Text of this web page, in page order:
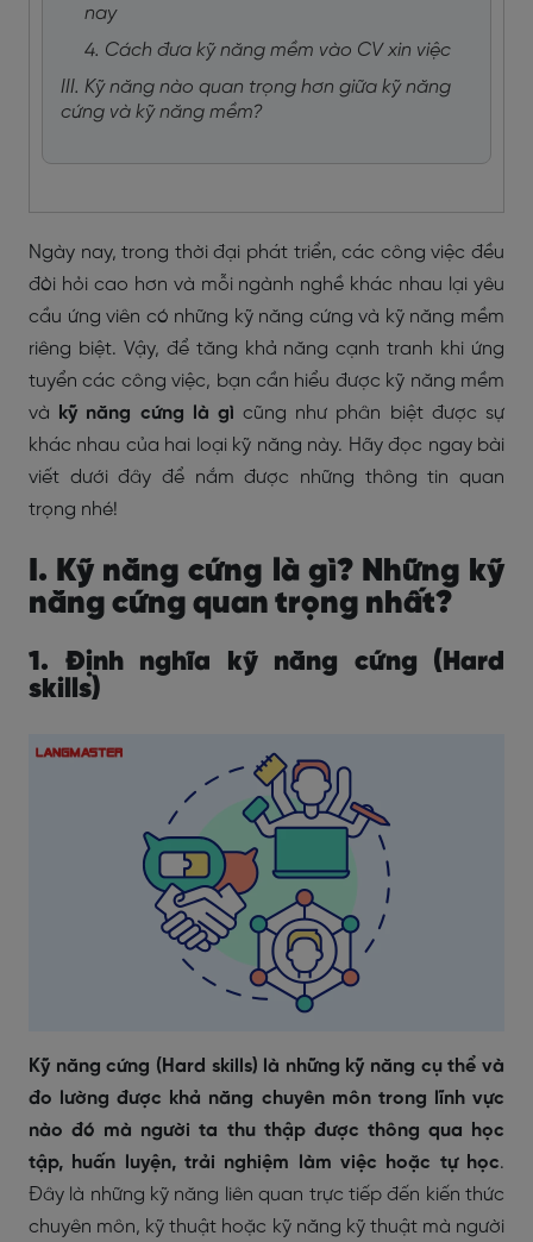
nay
4. Cách đưa kỹ năng mềm vào CV xin việc
III. Kỹ năng nào quan trọng hơn giữa kỹ năng
cứng và kỹ năng mềm?
Ngày nay, trong thời đại phát triển, các công việc đều
đòi hỏi cao hơn và mỗi ngành nghề khác nhau lại yêu
cầu ứng viên có những kỹ năng cứng và kỹ năng mềm
riêng biệt. Vậy, để tăng khả năng cạnh tranh khi ứng
tuyển các công việc, bạn cần hiểu được kỹ năng mềm
và
kỹ năng cứng là gìcũng như phân biệt được sự
khác nhau của hai loại kỹ năng này. Hãy đọc ngay bài
viết dưới đây để nắm được những thông tin quan
trọng nhé!
I. Kỹ năng cứng là gì? Những kỹ
năng cứng quan trọng nhất?
1. Định nghĩa kỹ năng cứng (Hard
skills)
Kỹ năng cứng (Hard skills) là những kỹ năng cụ thể và
đo lường được khả năng chuyên môn trong lĩnh vực
nào đó mà người ta thu thập được thông qua học
tập, huấn luyện, trải nghiệm làm việc hoặc tự học.
Đây là những kỹ năng liên quan trực tiếp đến kiến thức
chuyên môn, kỹ thuật hoặc kỹ năng kỹ thuật mà người